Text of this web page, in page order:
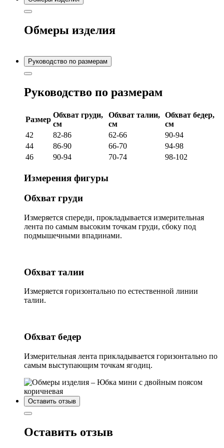
Обмеры изделия
Руководство по размерам
Руководство по размерам
Размер
Обхват груди,
см
Обхват талии,
см
Обхват бедер,
см
42
82-86 62-66
90-94
44
86-90 66-70
94-98
46
90-94 70-74 98-102
Измерения фигуры
Обхват груди
Измеряется спереди, прокладывается измерительная
лента по самым высоким точкам груди, сбоку под
подмышечными впадинами.
Обхват талии
Измеряется горизонтально по естественной линии
талии.
Обхват бедер
Измерительная лента прикладывается горизонтально по
самым выступающим точкам ягодиц.
Оставить отзыв
Оставить отзыв